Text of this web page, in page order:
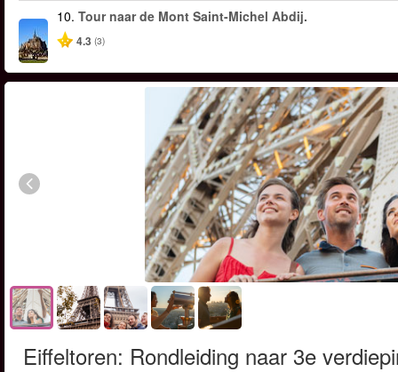
10. Tour naar de Mont Saint-Michel Abdij.
4.3 (3)
Eiffeltoren: Rondleiding naar 3e